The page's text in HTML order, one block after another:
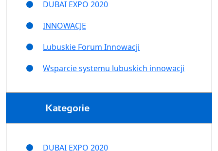
DUBAI EXPO 2020
INNOWACJE
Lubuskie Forum Innowacji
Wsparcie systemu lubuskich innowacji
Kategorie
DUBAI EXPO 2020